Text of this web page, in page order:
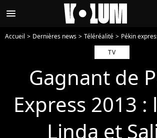
menu
Accueil Dernières news Téléréalité Pékin
TV
Gagnant de
Express 2013 :
Linda et